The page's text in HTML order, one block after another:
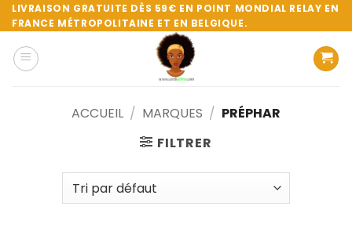
Passer
au
contenu
LIVRAISON GRATUITE DÈS 59€ EN POINT MONDIAL RELAY EN
FRANCE MÉTROPOLITAINE ET EN BELGIQUE.
ACCUEIL / MARQUES / PRÉPHAR
FILTRER